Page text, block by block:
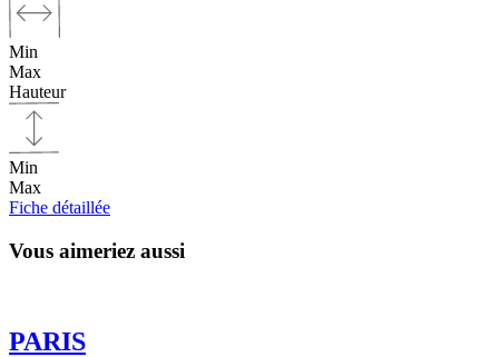
Min
Max
Hauteur
Min
Max
Fiche détaillée
Vous aimeriez aussi
PARIS